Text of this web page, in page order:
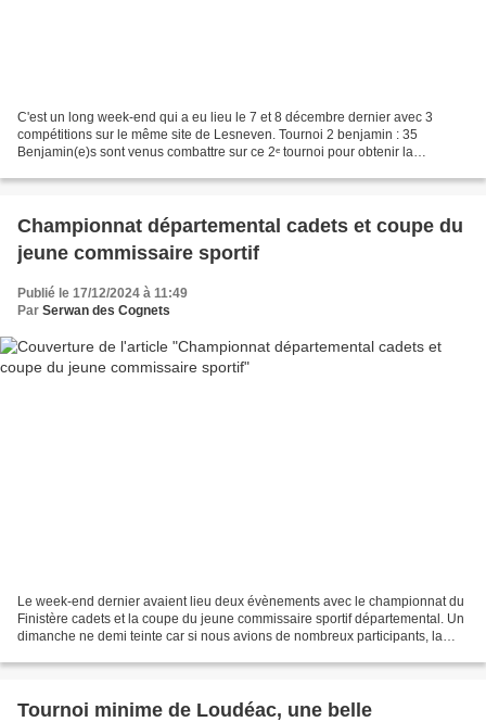
C'est un long week-end qui a eu lieu le 7 et 8 décembre dernier avec 3
compétitions sur le même site de Lesneven. Tournoi 2 benjamin : 35
Benjamin(e)s sont venus combattre sur ce 2ᵉ tournoi pour obtenir la
Championnat départemental cadets et coupe du
jeune commissaire sportif
Publié le 17/12/2024 à 11:49
Par Serwan des Cognets
Le week-end dernier avaient lieu deux évènements avec le championnat du
Finistère cadets et la coupe du jeune commissaire sportif départemental. Un
dimanche ne demi teinte car si nous avions de nombreux participants, la
Tournoi minime de Loudéac, une belle